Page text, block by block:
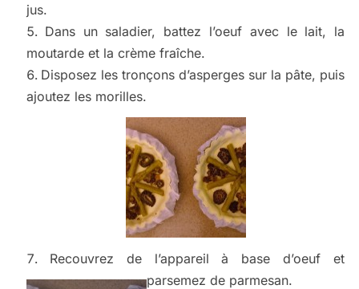
jus.
Dans un saladier, battez l’oeuf avec le lait, la
moutarde et la crème fraîche.
Disposez les tronçons d’asperges sur la pâte, puis
ajoutez les morilles.
Recouvrez de l’appareil à base d’oeuf et
parsemez de parmesan.